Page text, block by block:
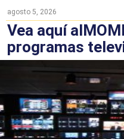
agosto 5, 2026
Vea aquí
programas